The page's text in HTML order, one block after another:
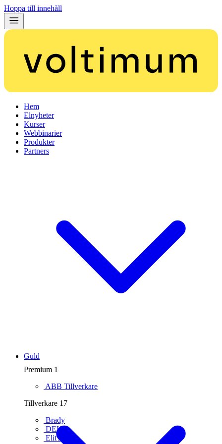
Hoppa till innehåll
Hem
Elnyheter
Kurser
Webbinarier
Produkter
Partners
Premium 1
ABB Tillverkare
Tillverkare 17
Brady
DEHN
Elit AB
Guld